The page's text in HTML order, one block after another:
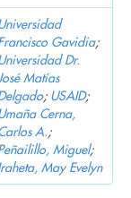
Gavidia;
Dr.
Matías
; USAID;
Cerna,
A.;
Miguel;
May Evelyn